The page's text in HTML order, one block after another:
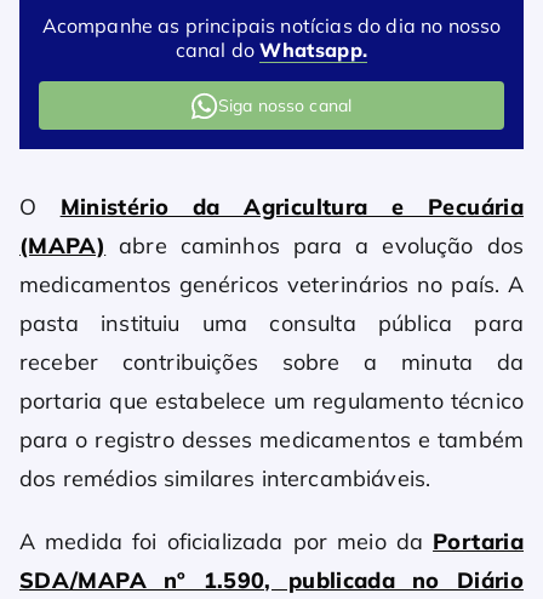
Acompanhe as principais notícias do dia no nosso
canal doWhatsapp.
Siga nosso canal
O Ministério da Agricultura e Pecuária
(MAPA) abre caminhos para a evolução dos
medicamentos genéricos veterinários no país. A
pasta instituiu uma consulta pública para
receber contribuições sobre a minuta da
portaria que estabelece um regulamento técnico
para o registro desses medicamentos e também
dos remédios similares intercambiáveis.
A medida foi oficializada por meio da Portaria
SDA/MAPA nº 1.590, publicada no Diário